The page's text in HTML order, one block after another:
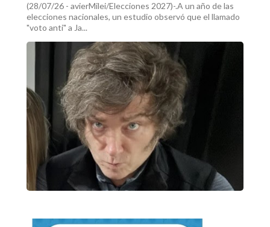
(28/07/26 - avierMilei/Elecciones 2027)-.A un año de las
elecciones nacionales, un estudio observó que el llamado
"voto anti" a Ja...